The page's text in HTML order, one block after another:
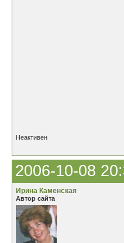
Неактивен
2006-10-08
Ирина Каменская
Автор сайта